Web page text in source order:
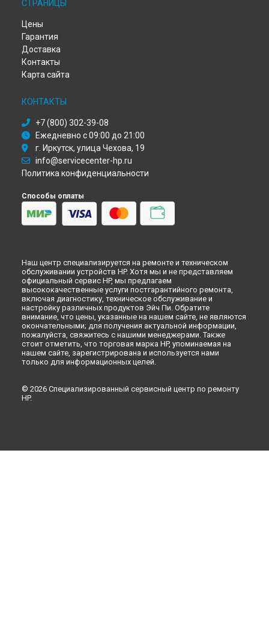
Ремонт МФУ DeskJet 2620 All-in-One HP в
Ремонт МФУ DeskJet 2620 All-in-One HP в
Ремонт МФУ DeskJet 2620 All-in-One HP в
Ремонт МФУ DeskJet 2620 All-in-One HP в
СТРАНИЦЫ
Цены
Гарантия
Доставка
Контакты
Карта сайта
КОНТАКТЫ
+7 (800) 302-39-08
Ежедневно с 09:00 до 21:00
г. Иркутск, улица Чехова, 19
info@servicecenter-hp.ru
Политика конфиденциальности
Способы оплаты
Наш центр специализируется на ремонте и техническом
обслуживании устройств HP. Хотя мы и не представляем
официальный сервис HP, мы предлагаем
высококачественные услуги постгарантийного ремонта,
включая диагностику, техническое обслуживание и
настройку различных продуктов Эйч Пи. Обратите
внимание, что цены, указанные на нашем сайте, не являются
окончательными; для получения актуальной информации,
пожалуйста, свяжитесь с нашими менеджерами. Также
стоит отметить, что торговая марка HP, упоминаемая на
нашем сайте, зарегистрирована и используется нами
только для информационных целей.
© 2026 Специализированный сервисный центр по ремонту
HP.